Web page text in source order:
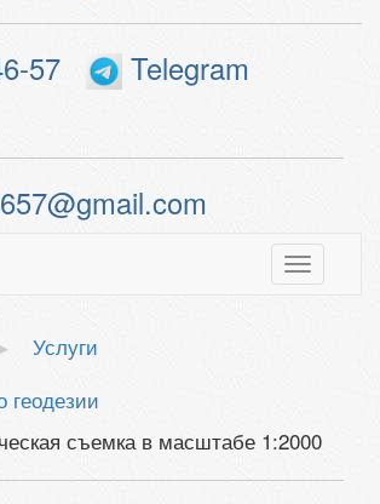
57
Telegram
Toggle
Услуги
геодезии
съемка в масштабе 1:2000